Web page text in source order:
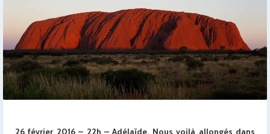
26 février 2016 – 22h – Adélaïde. Nous voilà allongés dans